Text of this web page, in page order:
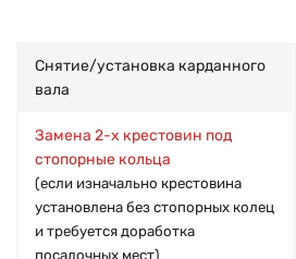
Снятие/установка карданного
вала
Замена 2-х крестовин под
стопорные кольца
(если изначально крестовина
установлена без стопорных колец
и требуется доработка
посадочных мест)